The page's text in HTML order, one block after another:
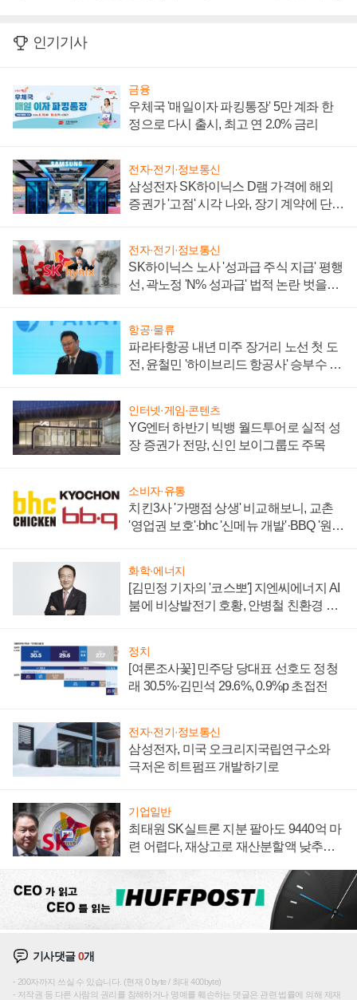
인기기사
금융
우체국 '매일이자 파킹통장' 5만 계좌 한
정으로 다시 출시, 최고 연 2.0% 금리
전자·전기·정보통신
삼성전자 SK하이닉스 D램 가격에 해외
증권가 '고점' 시각 나와, 장기 계약에 단점
전자·전기·정보통신
SK하이닉스 노사 '성과급 주식 지급' 평행
선, 곽노정 'N% 성과급' 법적 논란 벗을지
항공·물류
파라타항공 내년 미주 장거리 노선 첫 도
전, 윤철민 '하이브리드 항공사' 승부수 통
인터넷·게임·콘텐츠
YG엔터 하반기 빅뱅 월드투어로 실적 성
장 증권가 전망, 신인 보이그룹도 주목
소비자·유통
치킨3사 '가맹점 상생' 비교해보니, 교촌
'영업권 보호'·bhc '신메뉴 개발'·BBQ '원가
화학·에너지
[김민정 기자의 '코스뽀'] 지엔씨에너지 AI
붐에 비상발전기 호황, 안병철 친환경 에
정치
[여론조사꽃] 민주당 당대표 선호도 정청
래 30.5%·김민석 29.6%, 0.9%p 초접전
전자·전기·정보통신
삼성전자, 미국 오크리지국립연구소와
극저온 히트펌프 개발하기로
기업일반
최태원 SK실트론 지분 팔아도 9440억 마
련 어렵다, 재상고로 재산분할액 낮추기
기사댓글0개
200자까지 쓰실 수 있습니다. (현재 0 byte / 최대 400byte)
저작권 등 다른 사람의 권리를 침해하거나 명예를 훼손하는 댓글은 관련 법률에 의해 제재